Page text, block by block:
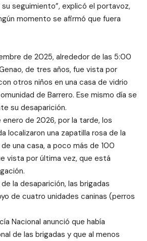
seguimiento”, explicó el portavoz,
momento se afirmó que fuera
de 2025, alrededor de las 5:00
de tres años, fue vista por
otros niños en una casa de vidrio
de Barrero. Ese mismo día se
su desaparición.
enero de 2026, por la tarde, los
localizaron una zapatilla rosa de la
una casa, a poco más de 100
vista por última vez, que está
la desaparición, las brigadas
de cuatro unidades caninas (perros
Nacional anunció que había
de las brigadas y que al menos